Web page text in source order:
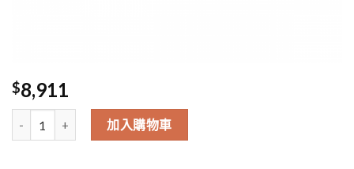
$8,911
13/4 22 Sets Lamb Feast 數量
加入購物車